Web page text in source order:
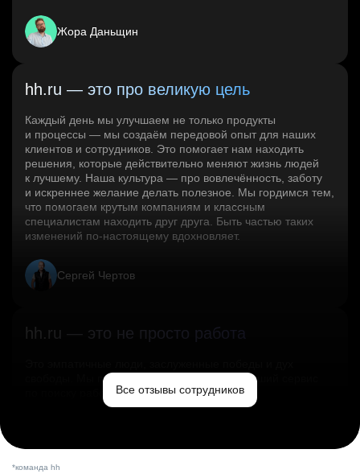
Жора Даньщин
hh.ru — это про великую цель
Каждый день мы улучшаем не только продукты
и процессы — мы создаём передовой опыт для наших
клиентов и сотрудников. Это помогает нам находить
решения, которые действительно меняют жизнь людей
к лучшему. Наша культура — про вовлечённость, заботу
и искреннее желание делать полезное. Мы гордимся тем,
что помогаем крутым компаниям и классным
специалистам находить друг друга. Быть частью таких
изменений по‑настоящему вдохновляет.
Сергей Чертов
hh.ru — это не просто работа
свободы. Мы помогаем миру и создаём лучший сервис
по поиску работы в стране.Все отзывы сотрудников
*команда hh